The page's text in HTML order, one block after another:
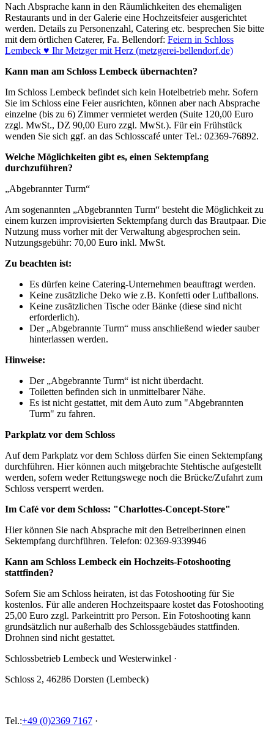
Nach Absprache kann in den Räumlichkeiten des ehemaligen
Restaurants und in der Galerie eine Hochzeitsfeier ausgerichtet
werden. Details zu Personenzahl, Catering etc. besprechen Sie bitte
mit dem örtlichen Caterer, Fa. Bellendorf: Feiern in Schloss
Lembeck ♥ Ihr Metzger mit Herz (metzgerei-bellendorf.de)
Kann man am Schloss Lembeck übernachten?
Im Schloss Lembeck befindet sich kein Hotelbetrieb mehr. Sofern
Sie im Schloss eine Feier ausrichten, können aber nach Absprache
einzelne (bis zu 6) Zimmer vermietet werden (Suite 120,00 Euro
zzgl. MwSt., DZ 90,00 Euro zzgl. MwSt.). Für ein Frühstück
wenden Sie sich ggf. an das Schlosscafé unter Tel.: 02369-76892.
Welche Möglichkeiten gibt es, einen Sektempfang
durchzuführen?
„Abgebrannter Turm“
Am sogenannten „Abgebrannten Turm“ besteht die Möglichkeit zu
einem kurzen improvisierten Sektempfang durch das Brautpaar. Die
Nutzung muss vorher mit der Verwaltung abgesprochen sein.
Nutzungsgebühr: 70,00 Euro inkl. MwSt.
Zu beachten ist:
Es dürfen keine Catering-Unternehmen beauftragt werden.
Keine zusätzliche Deko wie z.B. Konfetti oder Luftballons.
Keine zusätzlichen Tische oder Bänke (diese sind nicht
erforderlich).
Der „Abgebrannte Turm“ muss anschließend wieder sauber
hinterlassen werden.
Hinweise:
Der „Abgebrannte Turm“ ist nicht überdacht.
Toiletten befinden sich in unmittelbarer Nähe.
Es ist nicht gestattet, mit dem Auto zum "Abgebrannten
Turm" zu fahren.
Parkplatz vor dem Schloss
Auf dem Parkplatz vor dem Schloss dürfen Sie einen Sektempfang
durchführen. Hier können auch mitgebrachte Stehtische aufgestellt
werden, sofern weder Rettungswege noch die Brücke/Zufahrt zum
Schloss versperrt werden.
Im Café vor dem Schloss: "Charlottes-Concept-Store"
Hier können Sie nach Absprache mit den Betreiberinnen einen
Sektempfang durchführen. Telefon: 02369-9339946
Kann am Schloss Lembeck ein Hochzeits-Fotoshooting
stattfinden?
Sofern Sie am Schloss heiraten, ist das Fotoshooting für Sie
kostenlos. Für alle anderen Hochzeitspaare kostet das Fotoshooting
25,00 Euro zzgl. Parkeintritt pro Person. Ein Fotoshooting kann
grundsätzlich nur außerhalb des Schlossgebäudes stattfinden.
Drohnen sind nicht gestattet.
Schlossbetrieb Lembeck und Westerwinkel ·
Schloss 2, 46286 Dorsten (Lembeck)
Tel.:+49 (0)2369 7167 ·